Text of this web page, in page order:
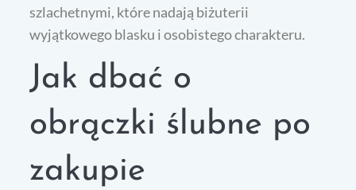
szlachetnymi, które nadają biżuterii
wyjątkowego blasku i osobistego charakteru.
Jak dbać o
obrączki ślubne po
zakupie